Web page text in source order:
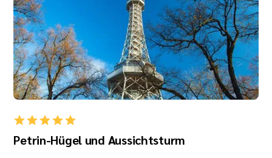
Petrin-Hügel und Aussichtsturm